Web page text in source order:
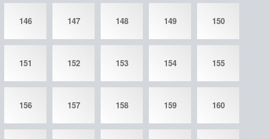
146 147 148 149 150
151 152 153 154 155
156 157 158 159 160